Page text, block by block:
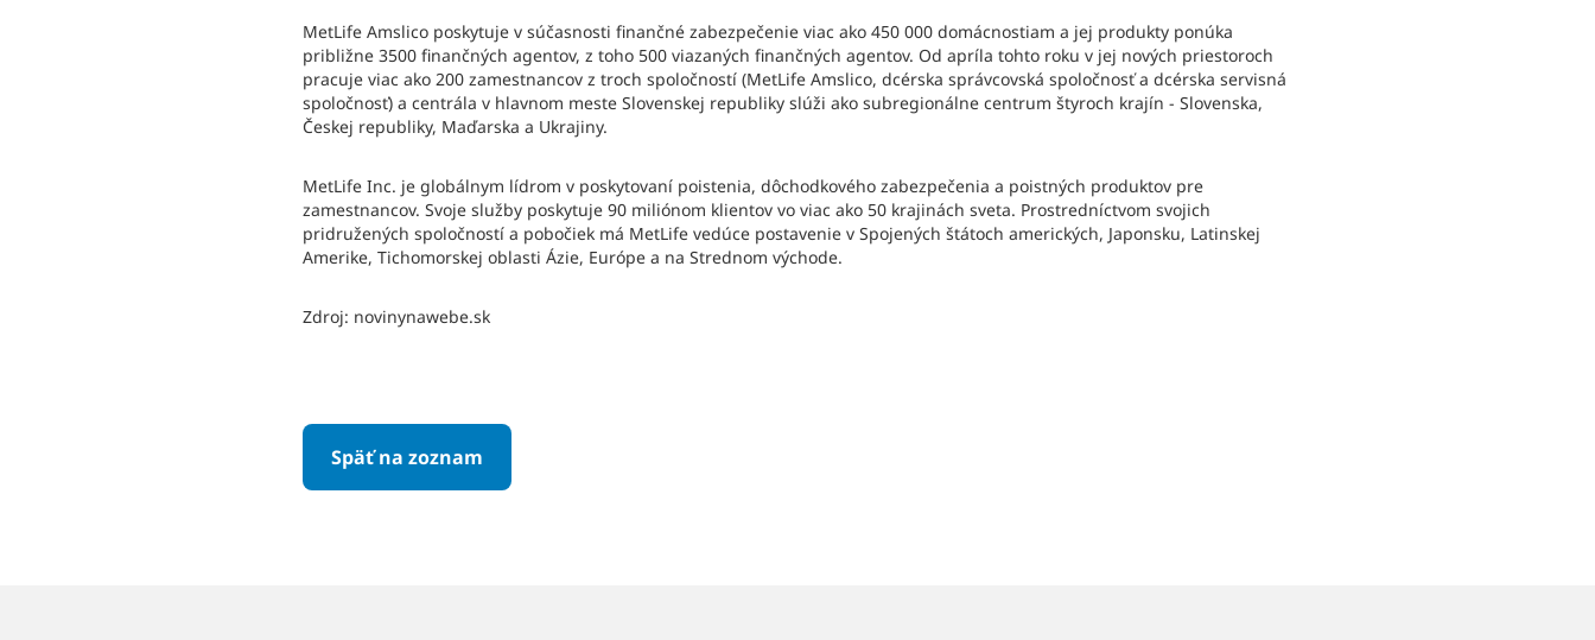
MetLife Amslico poskytuje v súčasnosti finančné zabezpečenie viac ako 450 000 domácnostiam a jej produkty ponúka
približne 3500 finančných agentov, z toho 500 viazaných finančných agentov. Od apríla tohto roku v jej nových priestoroch
pracuje viac ako 200 zamestnancov z troch spoločností (MetLife Amslico, dcérska správcovská spoločnosť a dcérska servisná
spoločnosť) a centrála v hlavnom meste Slovenskej republiky slúži ako subregionálne centrum štyroch krajín - Slovenska,
Českej republiky, Maďarska a Ukrajiny.
MetLife Inc. je globálnym lídrom v poskytovaní poistenia, dôchodkového zabezpečenia a poistných produktov pre
zamestnancov. Svoje služby poskytuje 90 miliónom klientov vo viac ako 50 krajinách sveta. Prostredníctvom svojich
pridružených spoločností a pobočiek má MetLife vedúce postavenie v Spojených štátoch amerických, Japonsku, Latinskej
Amerike, Tichomorskej oblasti Ázie, Európe a na Strednom východe.
Zdroj: novinynawebe.sk
Späť na zoznam